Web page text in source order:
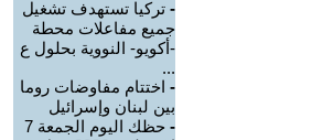
- تركيا تستهدف تشغيل
جميع مفاعلات محطة
-أكويو- النووية بحلول ع
...
- اختتام مفاوضات روما
بين لبنان وإسرائيل
-
حظك اليوم الجمعة 7